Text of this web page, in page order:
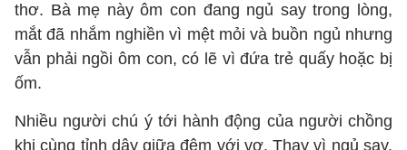
thơ. Bà mẹ này ôm con đang ngủ say trong lòng,
mắt đã nhắm nghiền vì mệt mỏi và buồn ngủ nhưng
vẫn phải ngồi ôm con, có lẽ vì đứa trẻ quấy hoặc bị
ốm.
Nhiều người chú ý tới hành động của người chồng
khi cùng tỉnh dậy giữa đêm với vợ. Thay vì ngủ say,